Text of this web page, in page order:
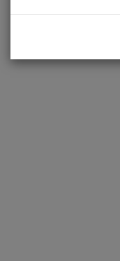
Taux de